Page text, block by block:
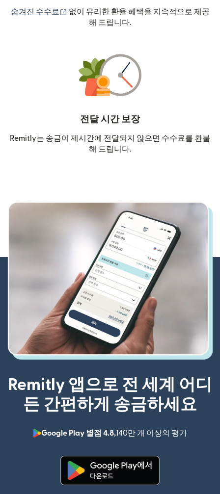
숨겨진 수수료 (새 창에서 열림)
없이 유리한 환율 혜택을 지속적으로 제공
해 드립니다.
전달 시간 보장
Remitly는 송금이 제시간에 전달되지 않으면 수수료를 환불
해 드립니다.
Remitly 앱으로 전 세계 어디
든 간편하게 송금하세요
Google Play 별점 4.8,140만 개 이상의 평가